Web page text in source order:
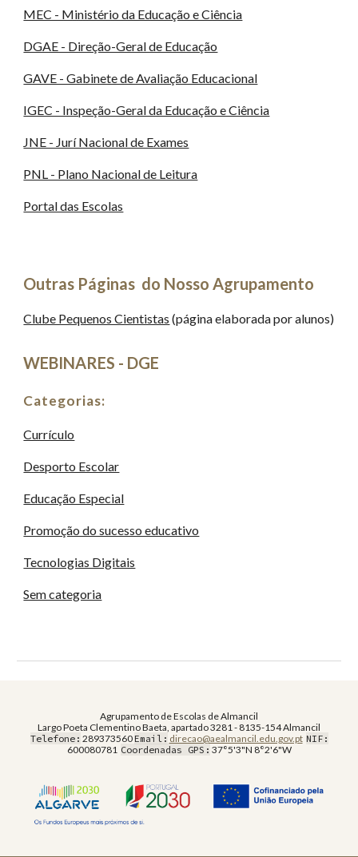
MEC - Ministério da Educação e Ciência
DGAE - Direção-Geral de Educação
GAVE - Gabinete de Avaliação Educacional
IGEC - Inspeção-Geral da Educação e Ciência
JNE - Jurí Nacional de Exames
PNL - Plano Nacional de Leitura
Portal das Escolas
Outras Páginas  do Nosso Agrupamento
Clube Pequenos Cientistas (página elaborada por alunos)
WEBINARES - DGE
Categorias:
Currículo
Desporto Escolar
Educação Especial
Promoção do sucesso educativo
Tecnologias Digitais
Sem categoria
Agrupamento de Escolas de Almancil
Largo Poeta Clementino Baeta, apartado 3281 - 8135-154 Almancil
Telefone: 289373560 Email: direcao@aealmancil.edu.gov.pt NIF:
600080781 Coordenadas GPS: 37°5'3"N 8°2'6"W